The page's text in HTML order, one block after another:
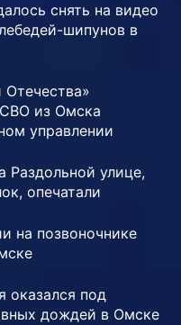
снять на видео
шипунов в
из Омска
управлении
улице,
опечатали
на позвоночнике
оказался под
дождей в Омске